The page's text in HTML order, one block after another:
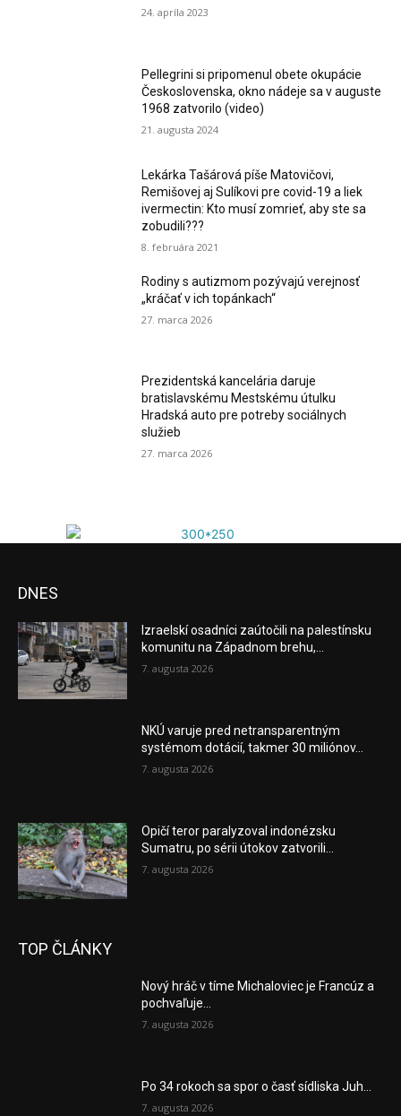
24. apríla 2023
Pellegrini si pripomenul obete okupácie
Československa, okno nádeje sa v auguste
1968 zatvorilo (video)
21. augusta 2024
Lekárka Tašárová píše Matovičovi,
Remišovej aj Sulíkovi pre covid-19 a liek
ivermectin: Kto musí zomrieť, aby ste sa
zobudili???
8. februára 2021
Rodiny s autizmom pozývajú verejnosť
„kráčať v ich topánkach“
27. marca 2026
Prezidentská kancelária daruje
bratislavskému Mestskému útulku
Hradská auto pre potreby sociálnych
služieb
27. marca 2026
DNES
Izraelskí osadníci zaútočili na palestínsku
komunitu na Západnom brehu,...
7. augusta 2026
NKÚ varuje pred netransparentným
systémom dotácií, takmer 30 miliónov...
7. augusta 2026
Opičí teror paralyzoval indonézsku
Sumatru, po sérii útokov zatvorili...
7. augusta 2026
TOP ČLÁNKY
Nový hráč v tíme Michaloviec je Francúz a
pochvaľuje...
7. augusta 2026
Po 34 rokoch sa spor o časť sídliska Juh...
7. augusta 2026